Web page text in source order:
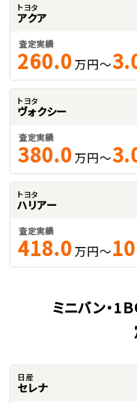
トヨタ
アクア
査定実績
260.0 万円～
トヨタ
ヴォクシー
査定実績
380.0 万円～
トヨタ
ハリアー
査定実績
418.0 万円～
ミニバン・1
日産
セレナ